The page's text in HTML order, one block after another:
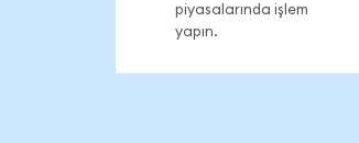
piyasalarında işlem
yapın.